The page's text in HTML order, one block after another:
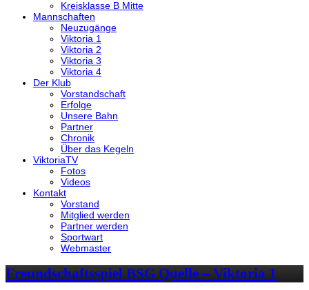
Kreisklasse B Mitte
Mannschaften
Neuzugänge
Viktoria 1
Viktoria 2
Viktoria 3
Viktoria 4
Der Klub
Vorstandschaft
Erfolge
Unsere Bahn
Partner
Chronik
Über das Kegeln
ViktoriaTV
Fotos
Videos
Kontakt
Vorstand
Mitglied werden
Partner werden
Sportwart
Webmaster
Freundschaftsspiel BSG Quelle – Viktoria 1